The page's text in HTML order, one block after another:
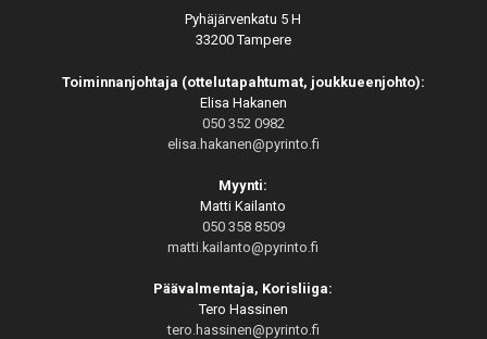
Pyhäjärvenkatu 5 H
33200 Tampere
Toiminnanjohtaja (ottelutapahtumat, joukkueenjohto):
Elisa Hakanen
050 352 0982
elisa.hakanen@pyrinto.fi
Myynti:
Matti Kailanto
050 358 8509
matti.kailanto@pyrinto.fi
Päävalmentaja, Korisliiga:
Tero Hassinen
tero.hassinen@pyrinto.fi